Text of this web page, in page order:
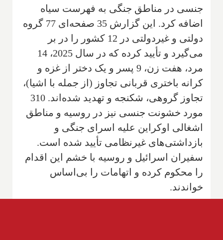
جنسی در مناطق جنگی به فهرست سیاه
اضافه کرد. این گزارش 35 صفحه‌ای 77 گروه
دولتی و غیردولتی در 12 کشور را در بر
می‌گیرد و تأیید کرده که در سال 2025، 14
مرد، هفت زن، 9 پسر و یک دختر از غزه و
کرانه باختری قربانی تجاوز (از جمله با اشیا)،
تجاوز گروهی، شکنجه و تهدید شده‌اند. 310
مورد خشونت جنسی نیز در روسیه و مناطق
اشغالی اوکراین علیه اسرای جنگی و
بازداشتی‌های غیرنظامی تأیید شده است.
سفیران اسرائیل و روسیه با خشم این اقدام
را محکوم کرده و اتهامات را بی‌اساس
خواندند.